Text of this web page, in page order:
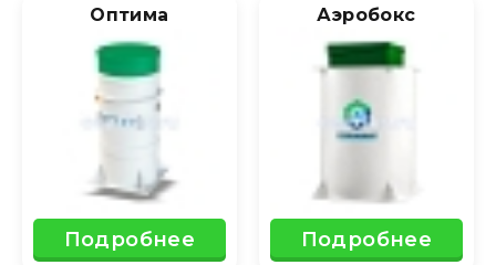
Оптима
Подробнее
Аэробокс
Подробнее